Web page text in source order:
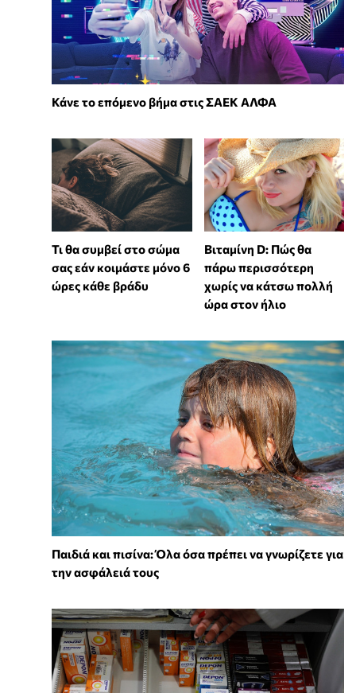
Κάνε το επόμενο βήμα στις ΣΑΕΚ ΑΛΦΑ
Τι θα συμβεί στο σώμα
σας εάν κοιμάστε μόνο 6
ώρες κάθε βράδυ
Βιταμίνη D: Πώς θα
πάρω περισσότερη
χωρίς να κάτσω πολλή
ώρα στον ήλιο
Παιδιά και πισίνα: Όλα όσα πρέπει να γνωρίζετε για
την ασφάλειά τους